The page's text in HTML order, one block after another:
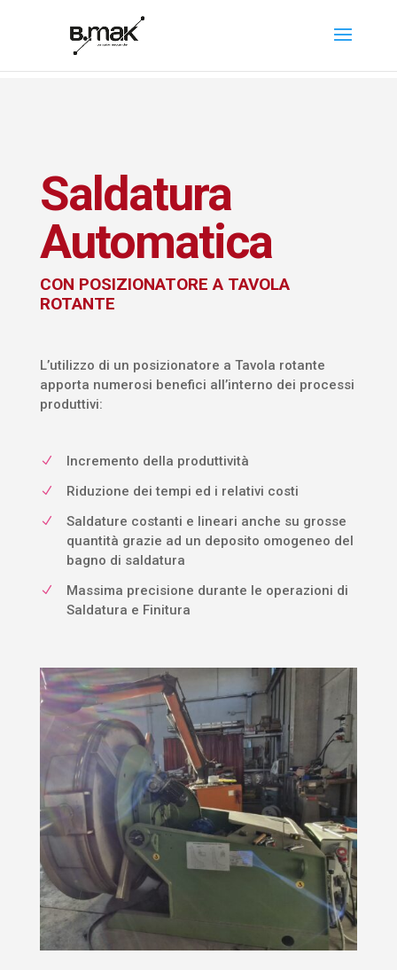
Saldatura
Automatica
CON POSIZIONATORE A TAVOLA
ROTANTE
L’utilizzo di un posizionatore a Tavola rotante
apporta numerosi benefici all’interno dei processi
produttivi:
N Incremento della produttività
N Riduzione dei tempi ed i relativi costi
N
Saldature costanti e lineari anche su grosse
quantità grazie ad un deposito omogeneo del
bagno di saldatura
N
Massima precisione durante le operazioni di
Saldatura e Finitura